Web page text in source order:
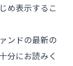
め表示するこ
ンドの最新の
分にお読みく